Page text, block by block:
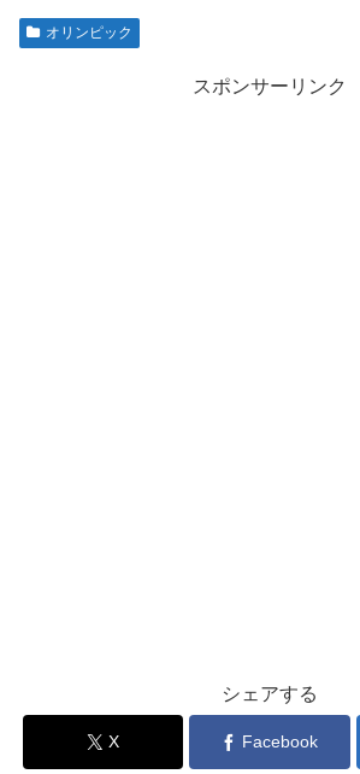
オリンピック
スポンサーリンク
シェアする
X Facebook